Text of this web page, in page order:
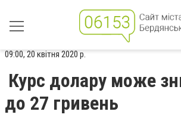
09:00, 20 квітня 2020 р.
Курс долару може
до 27 гривень